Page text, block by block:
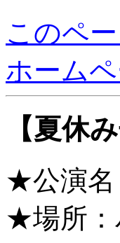
このペ
ホーム
【夏休
★公演名
★場所：